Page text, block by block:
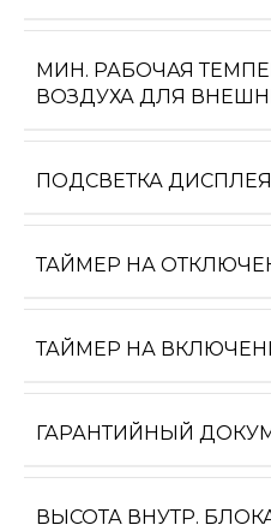
МИН. РАБОЧАЯ
ВОЗДУХА ДЛЯ
ПОДСВЕТКА ДИСПЛЕЯ
ТАЙМЕР НА
ТАЙМЕР НА
ГАРАНТИЙНЫЙ
ВЫСОТА ВНУТР.